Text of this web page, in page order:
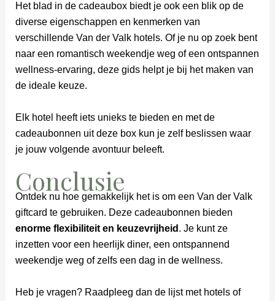
Het blad in de cadeaubox biedt je ook een blik op de
diverse eigenschappen en kenmerken van
verschillende Van der Valk hotels. Of je nu op zoek bent
naar een romantisch weekendje weg of een ontspannen
wellness-ervaring, deze gids helpt je bij het maken van
de ideale keuze.
Elk hotel heeft iets unieks te bieden en met de
cadeaubonnen uit deze box kun je zelf beslissen waar
je jouw volgende avontuur beleeft.
Conclusie
Ontdek nu hoe gemakkelijk het is om een Van der Valk
giftcard te gebruiken. Deze cadeaubonnen bieden
enorme flexibiliteit en keuzevrijheid . Je kunt ze
inzetten voor een heerlijk diner, een ontspannend
weekendje weg of zelfs een dag in de wellness.
Heb je vragen? Raadpleeg dan de lijst met hotels of